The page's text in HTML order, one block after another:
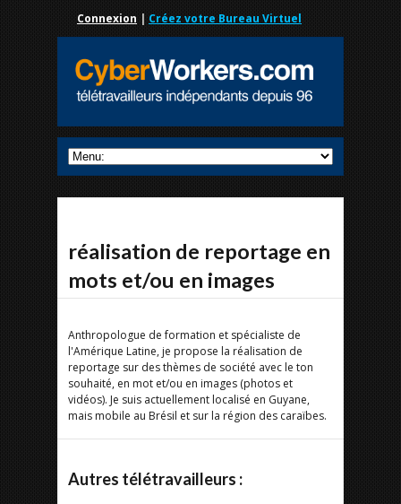
Connexion | Créez votre Bureau Virtuel
réalisation de reportage en
mots et/ou en images
Anthropologue de formation et spécialiste de
l'Amérique Latine, je propose la réalisation de
reportage sur des thèmes de société avec le ton
souhaité, en mot et/ou en images (photos et
vidéos). Je suis actuellement localisé en Guyane,
mais mobile au Brésil et sur la région des caraïbes.
Autres télétravailleurs :